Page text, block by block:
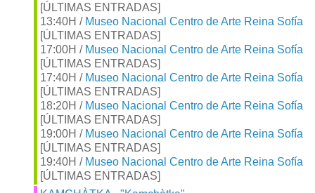
[ÚLTIMAS ENTRADAS]
13:40H / Museo Nacional Centro de Arte Reina Sofía
[ÚLTIMAS ENTRADAS]
17:00H / Museo Nacional Centro de Arte Reina Sofía
[ÚLTIMAS ENTRADAS]
17:40H / Museo Nacional Centro de Arte Reina Sofía
[ÚLTIMAS ENTRADAS]
18:20H / Museo Nacional Centro de Arte Reina Sofía
[ÚLTIMAS ENTRADAS]
19:00H / Museo Nacional Centro de Arte Reina Sofía
[ÚLTIMAS ENTRADAS]
19:40H / Museo Nacional Centro de Arte Reina Sofía
[ÚLTIMAS ENTRADAS]